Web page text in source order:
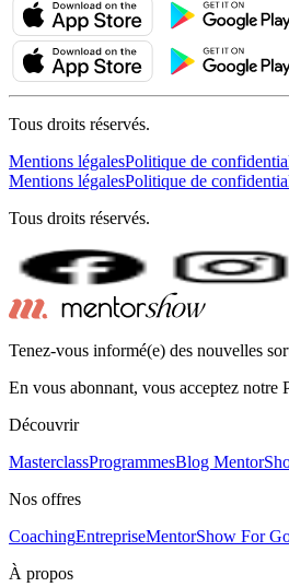
Tous droits réservés.
Mentions légalesPolitique de
Mentions légalesPolitique de
Tous droits réservés.
Tenez-vous informé(e) des nouvelles
En vous abonnant, vous acceptez notre
Découvrir
MasterclassProgrammesBlog
Nos offres
CoachingEntrepriseMentorShow For
À propos